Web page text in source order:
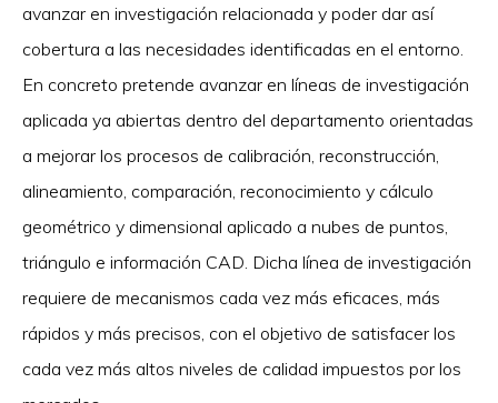
avanzar en investigación relacionada y poder dar así
cobertura a las necesidades identificadas en el entorno.
En concreto pretende avanzar en líneas de investigación
aplicada ya abiertas dentro del departamento orientadas
a mejorar los procesos de calibración, reconstrucción,
alineamiento, comparación, reconocimiento y cálculo
geométrico y dimensional aplicado a nubes de puntos,
triángulo e información CAD. Dicha línea de investigación
requiere de mecanismos cada vez más eficaces, más
rápidos y más precisos, con el objetivo de satisfacer los
cada vez más altos niveles de calidad impuestos por los